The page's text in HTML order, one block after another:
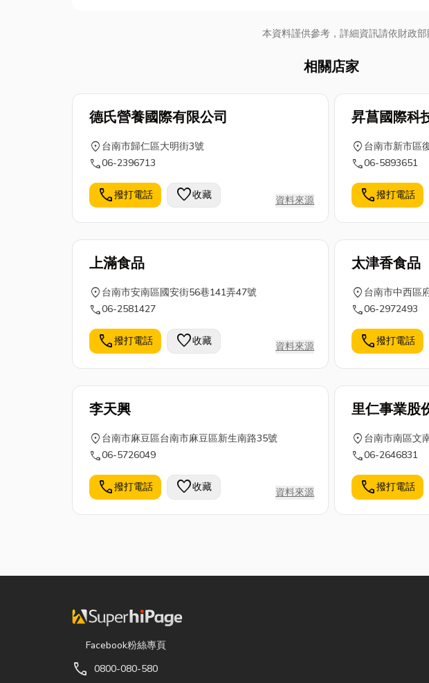
本資料謹供參考，詳細資訊請依財政
相關店家
德氏營養國際有限公司
location_on 台南市歸仁區大明街3號
call06-2396713
call撥打電話 favorite收藏 資料來源
昇菖國際科
location_on 台南市新市區
call06-5893651
call撥打電話
上滿食品
location_on 台南市安南區國安街56巷141弄47號
call06-2581427
call撥打電話 favorite收藏 資料來源
太津香食品
location_on 台南市中西區
call06-2972493
call撥打電話
李天興
location_on 台南市麻豆區台南市麻豆區新生南路35號
call06-5726049
call撥打電話 favorite收藏 資料來源
里仁事業股
location_on 台南市南區文
call06-2646831
call撥打電話
Facebook粉絲專頁
call 0800-080-580